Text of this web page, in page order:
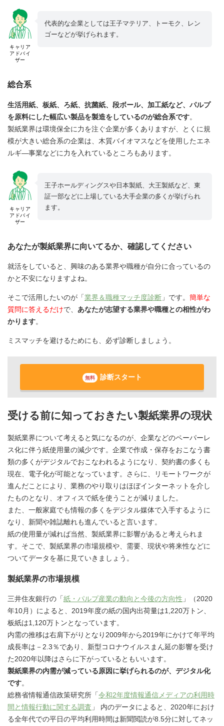
キャリア
アドバイ
ザー
代表的な企業としては王子マテリア、トーモク、レン
ゴーなどが挙げられます。
総合系
生活用紙、板紙、ろ紙、抗菌紙、段ボール、加工紙など、パルプ
を原料にした幅広い製品を製造をしているのが総合系です。
製紙業界は環境保全に力を注ぐ企業が多くありますが、とくに規
模が大きい総合系の企業は、木質バイオマスなどを使用したエネ
ルギ―事業などに力を入れているところもあります。
キャリア
アドバイ
ザー
王子ホールディングスや日本製紙、大王製紙など、東
証一部などに上場している大手企業の多くが挙げられ
ます。
あなたが製紙業界に向いてるか、確認してください
就活をしていると、興味のある業界や職種が自分に合っているの
かと不安になりますよね。
そこで活用したいのが「業界＆職種マッチ度診断 」です。 簡単な
質問に答えるだけで、 あなたが志望する業界や職種との相性がわ
かります。
ミスマッチを避けるためにも、必ず診断しましょう。
無料 診断スタート
受ける前に知っておきたい製紙業界の現状
製紙業界について考えると気になるのが、企業などのペーパーレ
ス化に伴う紙使用量の減少です。企業で作成・保存をおこなう書
類の多くがデジタルでおこなわれるようになり、契約書の多くも
現在、電子化が可能となっています。さらに、リモートワークが
進んだことにより、業務のやり取りはほぼインターネットを介し
たものとなり、オフィスで紙を使うことが減りました。
また、一般家庭でも情報の多くをデジタル媒体で入手するように
なり、新聞や雑誌離れも進んでいると言います。
紙の使用量が減れば当然、製紙業界に影響があると考えられま
す。そこで、製紙業界の市場規模や、需要、現状や将来性などに
ついてデータを基に見ていきましょう。
製紙業界の市場規模
三井住友銀行の「紙・パルプ産業の動向と今後の方向性 」（2020
年10月）によると、2019年度の紙の国内出荷量は1,220万トン、
板紙は1,120万トンとなっています。
内需の推移は右肩下がりとなり2009年から2019年にかけて年平均
成長率は－2.3％であり、新型コロナウイルスまん延の影響を受け
た2020年以降はさらに下がっているともいいます。
製紙業界の内需が減っている原因に挙げられるのが、デジタル化
です。
総務省情報通信政策研究所「令和2年度情報通信メディアの利用時
間と情報行動に関する調査 」 内のデータによると、2020年におけ
る全年代での平日の平均利用時間は新聞閲読が8.5分に対してネッ